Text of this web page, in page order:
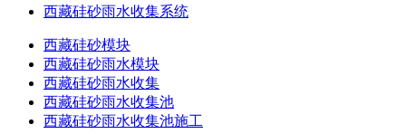
西藏硅砂雨水收集系统
西藏硅砂模块
西藏硅砂雨水模块
西藏硅砂雨水收集
西藏硅砂雨水收集池
西藏硅砂雨水收集池施工